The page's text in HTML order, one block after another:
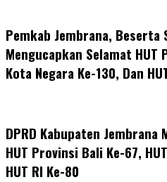
Pemkab Jembrana, Beserta
Mengucapkan Selamat HUT
Kota Negara Ke-130, Dan
DPRD Kabupaten Jembrana
HUT Provinsi Bali Ke-67,
HUT RI Ke-80